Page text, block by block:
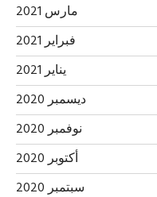
مارس 2021
فبراير 2021
يناير 2021
ديسمبر 2020
نوفمبر 2020
أكتوبر 2020
سبتمبر 2020